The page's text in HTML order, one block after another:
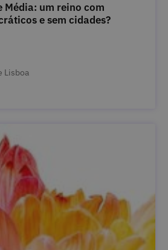
Média: um reino com
e sem cidades?
Lisboa